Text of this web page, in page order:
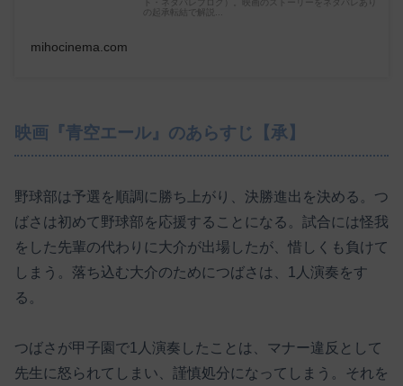
ト・ネタバレブログ）。映画のストーリーをネタバレあり
の起承転結で解説...
mihocinema.com
映画『青空エール』のあらすじ【承】
野球部は予選を順調に勝ち上がり、決勝進出を決める。つ
ばさは初めて野球部を応援することになる。試合には怪我
をした先輩の代わりに大介が出場したが、惜しくも負けて
しまう。落ち込む大介のためにつばさは、1人演奏をす
る。
つばさが甲子園で1人演奏したことは、マナー違反として
先生に怒られてしまい、謹慎処分になってしまう。それを